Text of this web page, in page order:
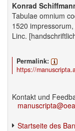
Konrad
Tabulae omnium
1520
Linc.
Permalink:
https://
Kontakt und
Startseite des